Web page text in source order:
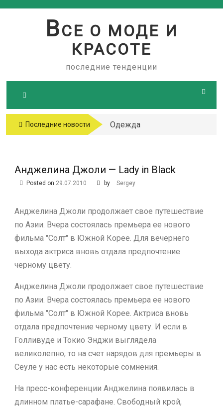
ВСЕ О МОДЕ И
КРАСОТЕ
последние тенденции
Последние новости
Одежда
Анджелина Джоли — Lady in Black
Posted on 29.07.2010 by Sergey
Анджелина Джоли продолжает свое путешествие
по Азии. Вчера состоялась премьера ее нового
фильма "Солт" в Южной Корее. Для вечернего
выхода актриса вновь отдала предпочтение
черному цвету.
Анджелина Джоли продолжает свое путешествие
по Азии. Вчера состоялась премьера ее нового
фильма "Солт" в Южной Корее. Актриса вновь
отдала предпочтение черному цвету. И если в
Голливуде и Токио Энджи выглядела
великолепно, то на счет нарядов для премьеры в
Сеуле у нас есть некоторые сомнения.
На пресс-конференции Анджелина появилась в
длинном платье-сарафане. Свободный крой,